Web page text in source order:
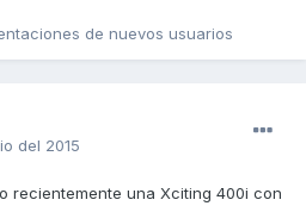
de nuevos usuarios
del 2015
recientemente una Xciting 400i con